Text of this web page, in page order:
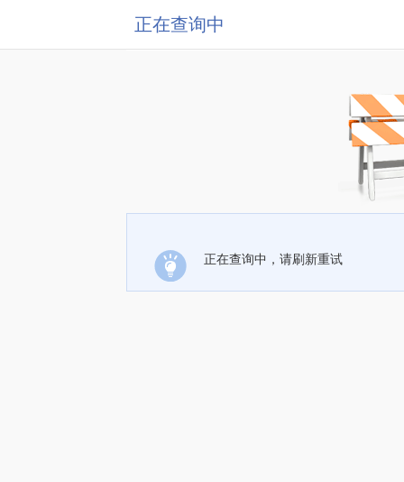
正在查询中
正在查询中，请刷新重试